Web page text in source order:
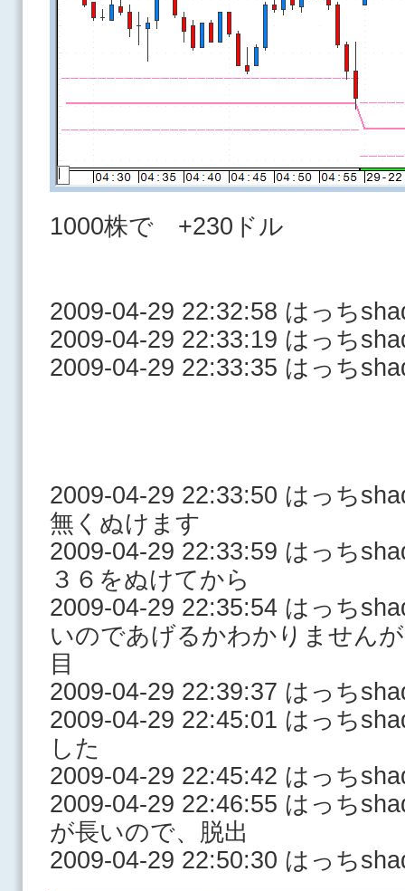
1000株で +230ドル
2009-04-29 22:32:58 はっち
2009-04-29 22:33:19 はっち
2009-04-29 22:33:35 はっち
2009-04-29 22:33:50 はっち
無くぬけます
2009-04-29 22:33:59 はっち
３６をぬけてから
2009-04-29 22:35:54 はっち
いのであげるかわかりません
目
2009-04-29 22:39:37 はっち
2009-04-29 22:45:01 はっち
した
2009-04-29 22:45:42 はっち
2009-04-29 22:46:55 はっち
が長いので、脱出
2009-04-29 22:50:30 はっち